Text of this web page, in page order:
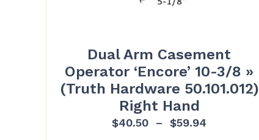
Dual Arm Casement
Operator ‘Encore’ 10-3/8 »
(Truth Hardware 50.101.012)
Right Hand
$40.50 – $59.94